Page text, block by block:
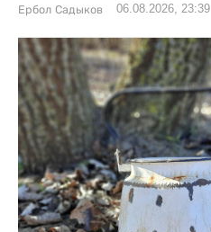
Ербол Садыков 06.08.2026, 23:39